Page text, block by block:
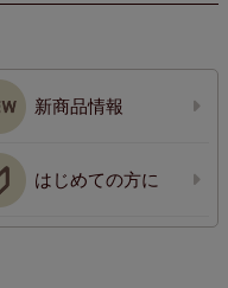
新商品情報
はじめての方に